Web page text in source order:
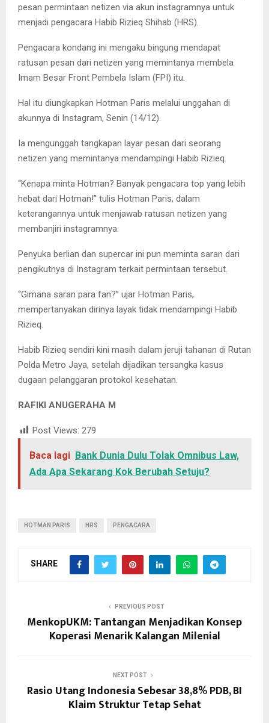
pesan permintaan netizen via akun instagramnya untuk
menjadi pengacara Habib Rizieq Shihab (HRS).
Pengacara kondang ini mengaku bingung mendapat
ratusan pesan dari netizen yang memintanya membela
Imam Besar Front Pembela Islam (FPI) itu.
Hal itu diungkapkan Hotman Paris melalui unggahan di
akunnya di Instagram, Senin (14/12).
Ia mengunggah tangkapan layar pesan dari seorang
netizen yang memintanya mendampingi Habib Rizieq.
“Kenapa minta Hotman? Banyak pengacara top yang lebih
hebat dari Hotman!” tulis Hotman Paris, dalam
keterangannya untuk menjawab ratusan netizen yang
membanjiri instagramnya.
Penyuka berlian dan supercar ini pun meminta saran dari
pengikutnya di Instagram terkait permintaan tersebut.
“Gimana saran para fan?” ujar Hotman Paris,
mempertanyakan dirinya layak tidak mendampingi Habib
Rizieq.
Habib Rizieq sendiri kini masih dalam jeruji tahanan di Rutan
Polda Metro Jaya, setelah dijadikan tersangka kasus
dugaan pelanggaran protokol kesehatan.
RAFIKI ANUGERAHA M
Post Views: 279
Baca lagi Bank Dunia Dulu Tolak Omnibus Law,
Ada Apa Sekarang Kok Berubah Setuju?
HOTMAN PARIS HRS PENGACARA
SHARE
PREVIOUS POST
MenkopUKM: Tantangan Menjadikan Konsep
Koperasi Menarik Kalangan Milenial
NEXT POST
Rasio Utang Indonesia Sebesar 38,8% PDB, BI
Klaim Struktur Tetap Sehat